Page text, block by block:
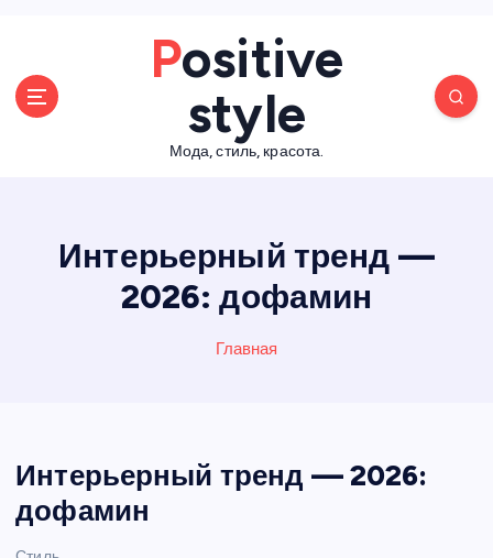
Positive
style
Мода, стиль, красота.
Интерьерный тренд —
2026: дофамин
Главная
Интерьерный тренд — 2026:
дофамин